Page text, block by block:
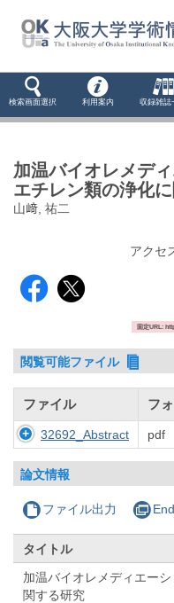
検索画面選択 利用案内 収録雑誌
加温バイオレメデ
エチレン類の浄化
山﨑, 祐二
アクセ
固定URL:
閲覧可能ファイル
ファイル フ
32692_Abstract pdf
論文情報
ファイル出力
タイトル
加温バイオレメディエー
関する研究